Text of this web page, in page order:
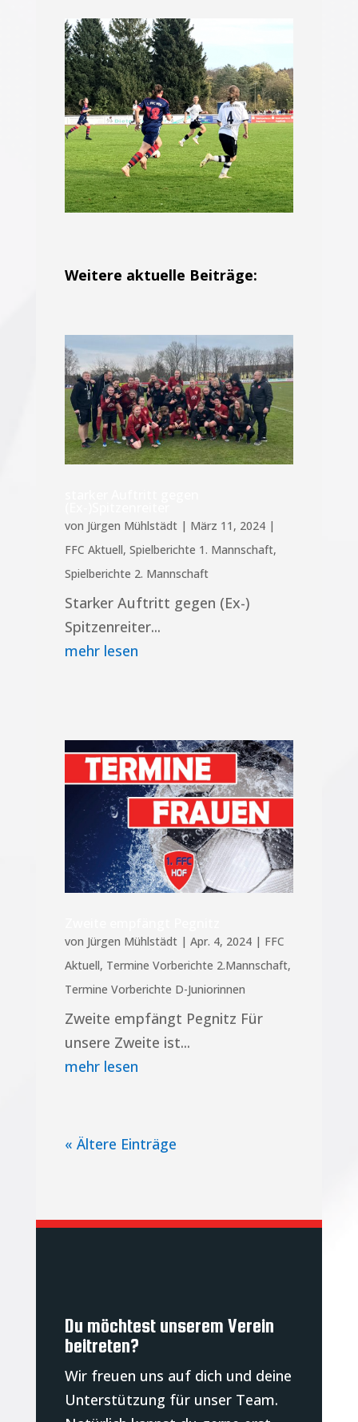
Weitere aktuelle Beiträge:
von Jürgen Mühlstädt| März 11, 2024|
FFC Aktuell, Spielberichte 1. Mannschaft,
Spielberichte 2. Mannschaft
Starker Auftritt gegen (Ex-)
Spitzenreiter...
mehr lesen
von Jürgen Mühlstädt| Apr. 4, 2024| FFC
Aktuell, Termine Vorberichte 2.Mannschaft,
Termine Vorberichte D-Juniorinnen
Zweite empfängt Pegnitz Für
unsere Zweite ist...
mehr lesen
« Ältere Einträge
Du möchtest unserem Verein
beitreten?
Wir freuen uns auf dich und deine
Unterstützung für unser Team.